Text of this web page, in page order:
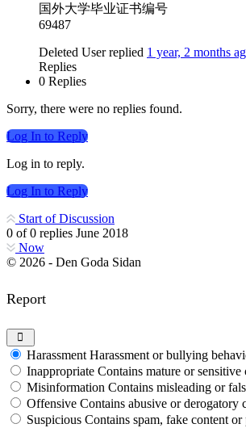
国外大学毕业证书编号
69487
Deleted User replied 1 year, 2 months
Replies
0 Replies
Sorry, there were no replies found.
Log In to Reply
Log in to reply.
Log In to Reply
Start of Discussion
0 of0 replies June 2018
Now
© 2026 - Den Goda Sidan
Report
Harassment Harassment or bullying
Inappropriate Contains mature or sensitive
Misinformation Contains misleading or
Offensive Contains abusive or derogatory
Suspicious Contains spam, fake content